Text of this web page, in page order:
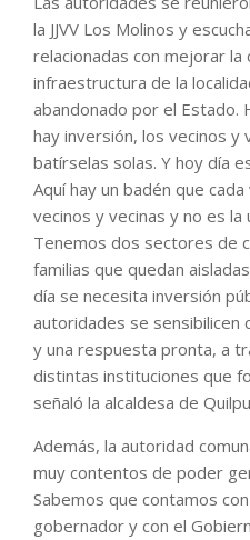
la JJVV Los Molinos y
relacionadas con mejorar
infraestructura de la
abandonado por el Estado.
hay inversión, los vecinos y
batírselas solas. Y hoy día
Aquí hay un badén que
vecinos y vecinas y no es la
Tenemos dos sectores de
familias que quedan
día se necesita inversión
autoridades se sensibilicen
y una respuesta pronta, a
distintas instituciones que
señaló la alcaldesa de
Además, la autoridad
muy contentos de poder
Sabemos que contamos
gobernador y con el